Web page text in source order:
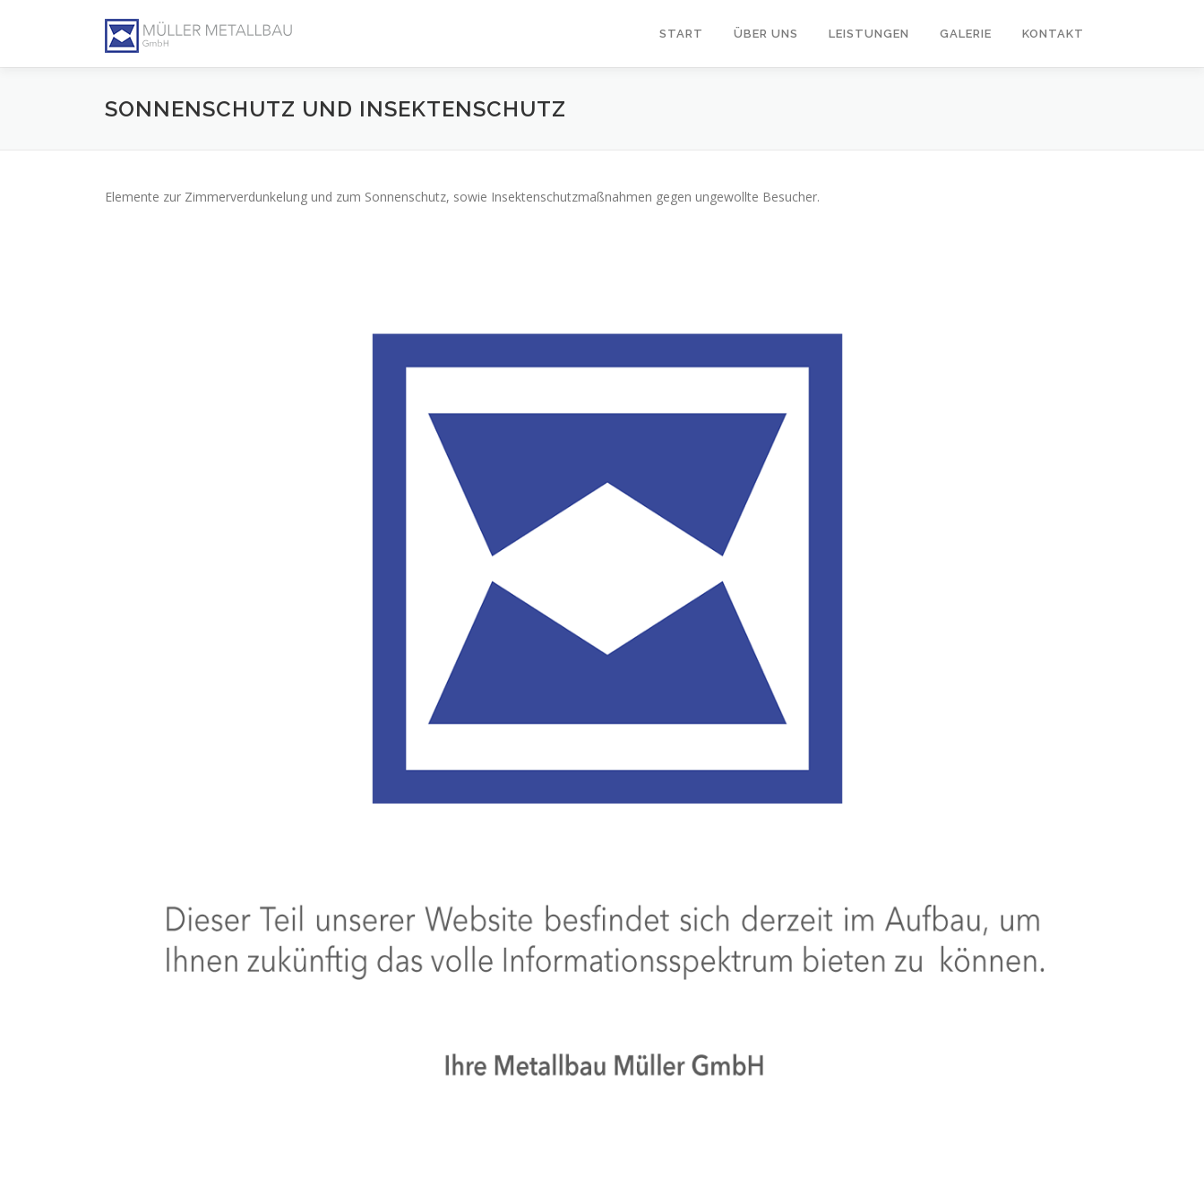
START ÜBER UNS LEISTUNGEN GALERIE KONTAKT
SONNENSCHUTZ UND INSEKTENSCHUTZ
Elemente zur Zimmerverdunkelung und zum Sonnenschutz, sowie Insektenschutzmaßnahmen gegen ungewollte Besucher.